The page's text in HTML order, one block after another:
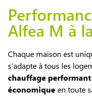
Alfea M à
Chaque maison est
s’adapte à tous les
chauffage
économiqueen toute